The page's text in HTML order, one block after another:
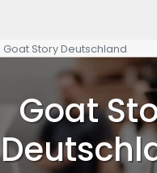
Goat Story Deutschland
Goat